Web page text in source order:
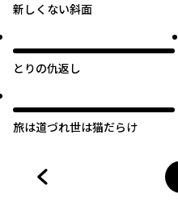
新しくない斜面
とりの仇返し
旅は道づれ世は猫だらけ